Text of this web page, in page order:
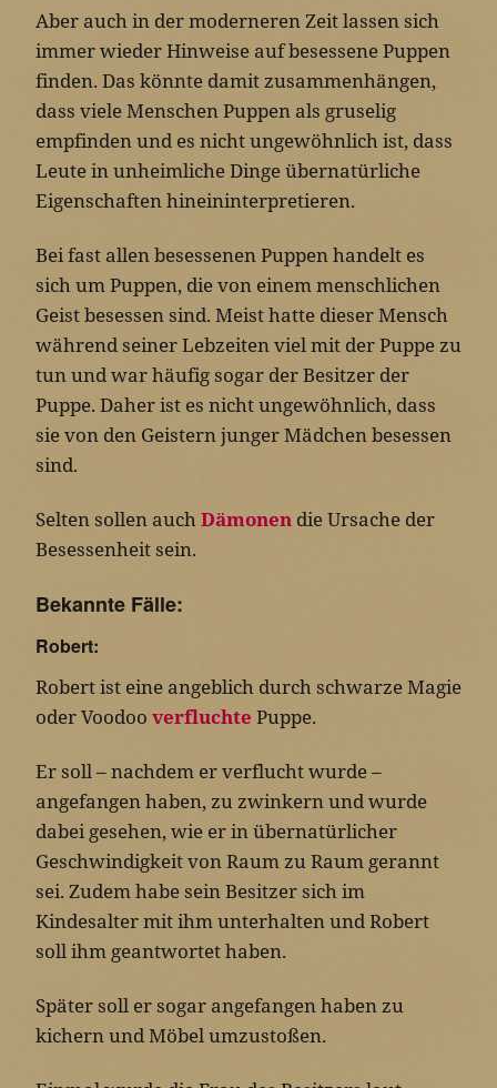
Aber auch in der moderneren Zeit lassen sich
immer wieder Hinweise auf besessene Puppen
finden. Das könnte damit zusammenhängen,
dass viele Menschen Puppen als gruselig
empfinden und es nicht ungewöhnlich ist, dass
Leute in unheimliche Dinge übernatürliche
Eigenschaften hineininterpretieren.
Bei fast allen besessenen Puppen handelt es
sich um Puppen, die von einem menschlichen
Geist besessen sind. Meist hatte dieser Mensch
während seiner Lebzeiten viel mit der Puppe zu
tun und war häufig sogar der Besitzer der
Puppe. Daher ist es nicht ungewöhnlich, dass
sie von den Geistern junger Mädchen besessen
sind.
Selten sollen auchDämonen die Ursache der
Besessenheit sein.
Bekannte Fälle:
Robert:
Robert ist eine angeblich durch schwarze Magie
oder Voodoo verfluchte Puppe.
Er soll – nachdem er verflucht wurde –
angefangen haben, zu zwinkern und wurde
dabei gesehen, wie er in übernatürlicher
Geschwindigkeit von Raum zu Raum gerannt
sei. Zudem habe sein Besitzer sich im
Kindesalter mit ihm unterhalten und Robert
soll ihm geantwortet haben.
Später soll er sogar angefangen haben zu
kichern und Möbel umzustoßen.